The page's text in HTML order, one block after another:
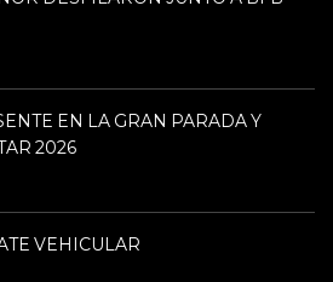
EN LA GRAN PARADA Y
2026
VEHICULAR